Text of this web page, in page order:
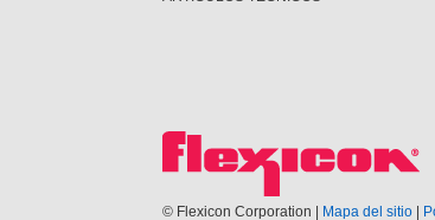
© Flexicon Corporation | Mapa del sitio |